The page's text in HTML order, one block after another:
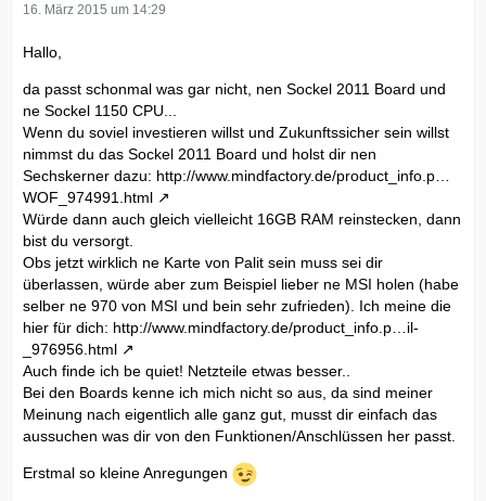
16. März 2015 um 14:29
Hallo,
da passt schonmal was gar nicht, nen Sockel 2011 Board und
ne Sockel 1150 CPU...
Wenn du soviel investieren willst und Zukunftssicher sein willst
nimmst du das Sockel 2011 Board und holst dir nen
Sechskerner dazu: http://www.mindfactory.de/product_info.p…
WOF_974991.html
Würde dann auch gleich vielleicht 16GB RAM reinstecken, dann
bist du versorgt.
Obs jetzt wirklich ne Karte von Palit sein muss sei dir
überlassen, würde aber zum Beispiel lieber ne MSI holen (habe
selber ne 970 von MSI und bein sehr zufrieden). Ich meine die
hier für dich: http://www.mindfactory.de/product_info.p…il-
_976956.html
Auch finde ich be quiet! Netzteile etwas besser..
Bei den Boards kenne ich mich nicht so aus, da sind meiner
Meinung nach eigentlich alle ganz gut, musst dir einfach das
aussuchen was dir von den Funktionen/Anschlüssen her passt.
Erstmal so kleine Anregungen